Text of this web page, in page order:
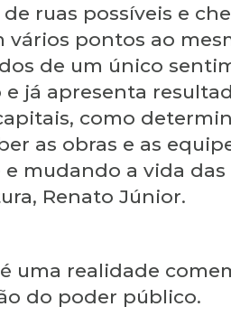
ruas possíveis e
pontos ao
de um único
já apresenta
como
as obras e as
mudando a vida das
Renato Júnior.
uma realidade
do poder público.